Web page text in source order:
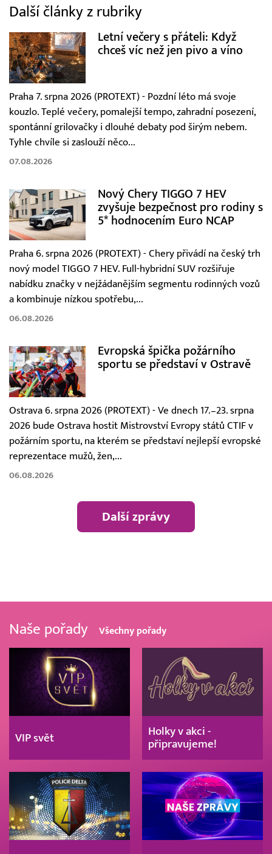
Další články z rubriky
Letní večery s přáteli: Když
chceš víc než jen pivo a víno
Praha 7. srpna 2026 (PROTEXT) - Pozdní léto má svoje
kouzlo. Teplé večery, pomalejší tempo, zahradní posezení,
spontánní grilovačky i dlouhé debaty pod širým nebem.
Tyhle chvíle si zaslouží něco...
07.08.2026
Nový Chery TIGGO 7 HEV
zvyšuje bezpečnost pro rodiny s
5* hodnocením Euro NCAP
Praha 6. srpna 2026 (PROTEXT) - Chery přivádí na český trh
nový model TIGGO 7 HEV. Full-hybridní SUV rozšiřuje
nabídku značky v nejžádanějším segmentu rodinných vozů
a kombinuje nízkou spotřebu,...
06.08.2026
Evropská špička požárního
sportu se představí v Ostravě
Ostrava 6. srpna 2026 (PROTEXT) - Ve dnech 17.–23. srpna
2026 bude Ostrava hostit Mistrovství Evropy států CTIF v
požárním sportu, na kterém se představí nejlepší evropské
reprezentace mužů, žen,...
06.08.2026
Další zprávy
Naše pořady Všechny pořady
VIP svět
Holky v akci -
připravujeme!